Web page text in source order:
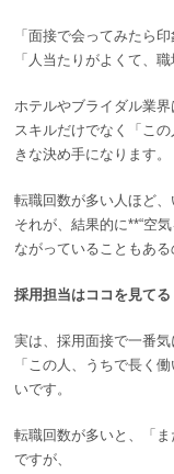
「面接で会ってみたら
「人当たりがよくて、
ホテルやブライダル業界
スキルだけでなく「こ
きな決め手になります。
転職回数が多い人ほど
それが、結果的に**“空
ながっていることもある
採用担当はココを見て
実は、採用面接で一番
「この人、うちで長く
いです。
転職回数が多いと、「
ですが、